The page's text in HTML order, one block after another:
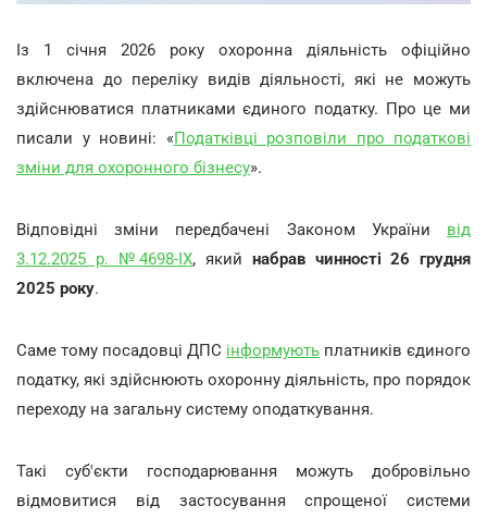
Із 1 січня 2026 року охоронна діяльність офіційно
включена до переліку видів діяльності, які не можуть
здійснюватися платниками єдиного податку. Про це ми
писали у новині: «Податківці розповіли про податкові
зміни для охоронного бізнесу».
Відповідні зміни передбачені Законом України від
3.12.2025 р. №4698-ІХ, який набрав чинності 26 грудня
2025 року.
Саме тому посадовці ДПС інформують платників єдиного
податку, які здійснюють охоронну діяльність, про порядок
переходу на загальну систему оподаткування.
Такі суб'єкти господарювання можуть добровільно
відмовитися від застосування спрощеної системи